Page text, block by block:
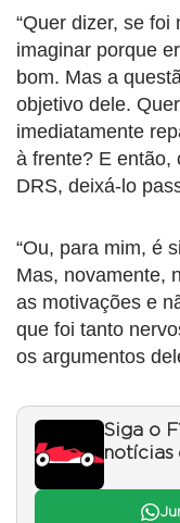
“Quer dizer, se
imaginar porque
bom. Mas a
objetivo dele.
imediatamente
à frente? E então,
DRS, deixá-lo
“Ou, para mim, é
Mas, novamente,
as motivações e
que foi tanto
os argumentos
Siga o
notícias